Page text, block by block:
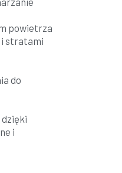
powietrza
i stratami
do
i